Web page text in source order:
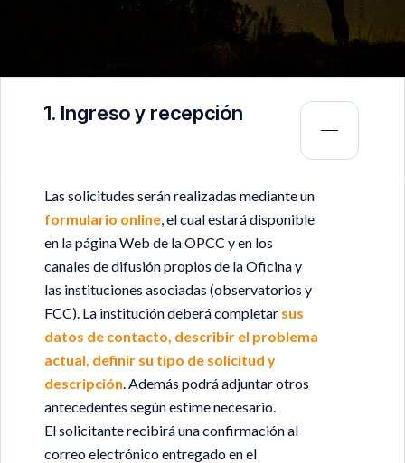
1. Ingreso y recepción
Las solicitudes serán realizadas mediante un
formulario online , el cual estará disponible
en la página Web de la OPCC y en los
canales de difusión propios de la Oficina y
las instituciones asociadas (observatorios y
FCC). La institución deberá completar sus
datos de contacto, describir el problema
actual, definir su tipo de solicitud y
descripción . Además podrá adjuntar otros
antecedentes según estime necesario.
El solicitante recibirá una confirmación al
correo electrónico entregado en el